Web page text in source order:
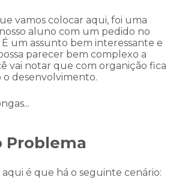
vamos colocar aqui, foi uma
aluno com um pedido no
É um assunto bem interessante e
parecer bem complexo a
vai notar que com organição fica
desenvolvimento.
Problema
aqui é que há o seguinte cenário: